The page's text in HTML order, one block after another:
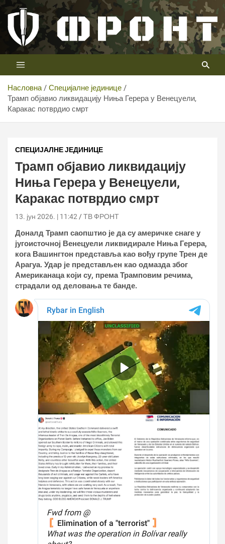
Скип
цонтент
Телевизија ФРОНТ
Први војни канал у Србији
Насловна
Специјалне јединице
Трамп објавио ликвидацију Ниња Герера у Венецуели,
Каракас потврдио смрт
СПЕЦИЈАЛНЕ ЈЕДИНИЦЕ
Трамп објавио ликвидацију
Ниња Герера у Венецуели,
Каракас потврдио смрт
13. јун 2026. | 11:42 ТВ ФРОНТ
Доналд Трамп саопштио је да су америчке снаге у
југоисточној Венецуели ликвидирале Ниња Герера,
кога Вашингтон представља као вођу групе Трен де
Арагуа. Удар је представљен као одмазда због
Американаца који су, према Трамповим речима,
страдали од деловања те банде.